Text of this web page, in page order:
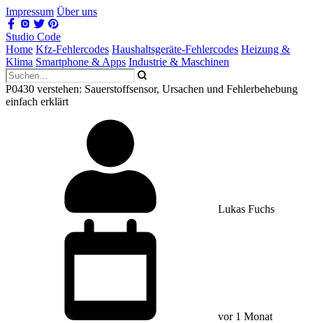
Impressum Über uns
Studio Code
Home Kfz-Fehlercodes Haushaltsgeräte-Fehlercodes Heizung &
Klima Smartphone & Apps Industrie & Maschinen
P0430 verstehen: Sauerstoffsensor, Ursachen und Fehlerbehebung
einfach erklärt
Lukas Fuchs
vor 1 Monat